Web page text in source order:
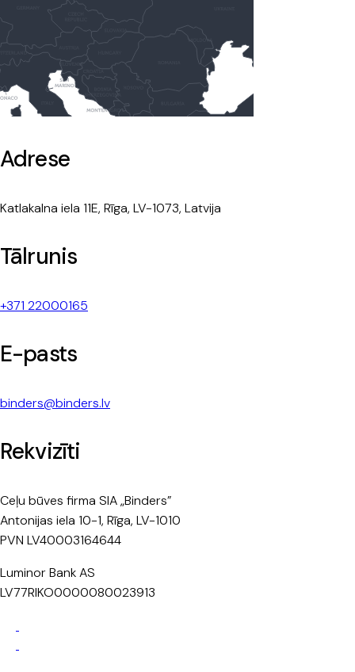
Adrese
Katlakalna iela 11E, Rīga, LV-1073, Latvija
Tālrunis
+371 22000165
E-pasts
binders@binders.lv
Rekvizīti
Ceļu būves firma SIA „Binders”
Antonijas iela 10-1, Rīga, LV-1010
PVN LV40003164644
Luminor Bank AS
LV77RIKO0000080023913